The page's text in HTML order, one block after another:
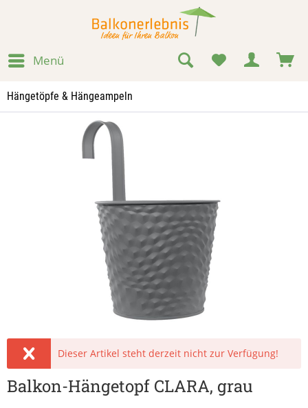
Menü
Hängetöpfe & Hängeampeln
Dieser Artikel steht derzeit nicht zur Verfügung!
Balkon-Hängetopf CLARA, grau